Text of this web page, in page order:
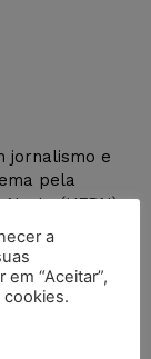
jornalismo e
pela
(UFRN).
a
“Aceitar”,
cookies.